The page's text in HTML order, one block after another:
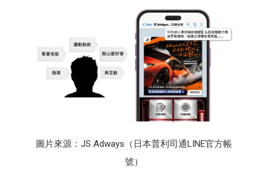
圖片來源：JS Adways（日本普利司通LINE官方帳
號）